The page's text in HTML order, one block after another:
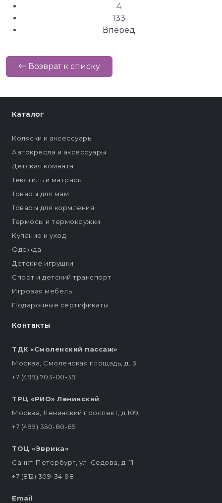
4
133
Вперед
Возврат к списку
Контакты
ТДК «Смоленский пассаж»
Москва, Смоленская площадь, д. 3
+7 (499) 703-00-39
ТРЦ «РИО» Ленинский
Москва, Ленинский проспект, д.109
+7 (499) 350-80-65
ТОЦ «Эврика»
Санкт-Петербург, ул. Седова, д. 11
+7 (812) 309-34-98
Email
Каталог
Коляски и аксессуары
Автокресла и аксессуары
Детская комната
Текстиль и матрасы
Товары для мам
Товары для кормления
Термосы и термокружки
Купание и уход
Одежда
Детские игрушки
Спорт и детский транспорт
Игровая мебель
Подарочные сертификаты